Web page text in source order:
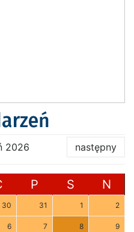
2026 następny
P S N
30 31 1 2
6 7 8 9